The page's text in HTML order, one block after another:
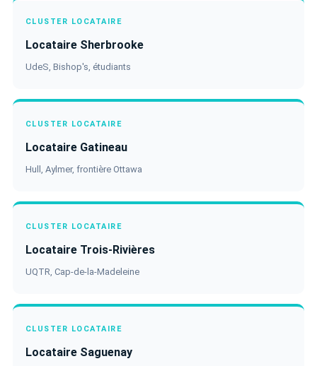
CLUSTER LOCATAIRE
Locataire Sherbrooke
UdeS, Bishop's, étudiants
CLUSTER LOCATAIRE
Locataire Gatineau
Hull, Aylmer, frontière Ottawa
CLUSTER LOCATAIRE
Locataire Trois-Rivières
UQTR, Cap-de-la-Madeleine
CLUSTER LOCATAIRE
Locataire Saguenay